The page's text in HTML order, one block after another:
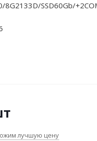
8G2133D/SSD60Gb/
лучшую цену